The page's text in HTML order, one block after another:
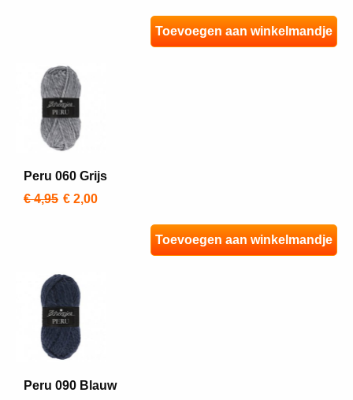
Toevoegen aan winkelmandje
Peru 060 Grijs
€ 4,95 € 2,00
Toevoegen aan winkelmandje
Peru 090 Blauw